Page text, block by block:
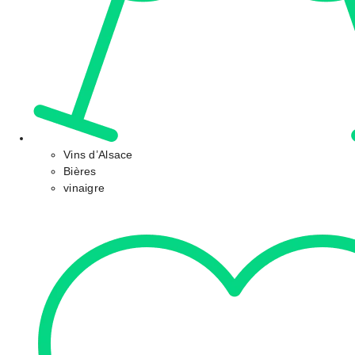
Vins d’Alsace
Bières
vinaigre